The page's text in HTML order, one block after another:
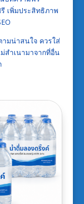
เพิ่มประสิทธิภาพ
มน่าสนใจ ควรใส่
สำเนามาจากที่อื่น